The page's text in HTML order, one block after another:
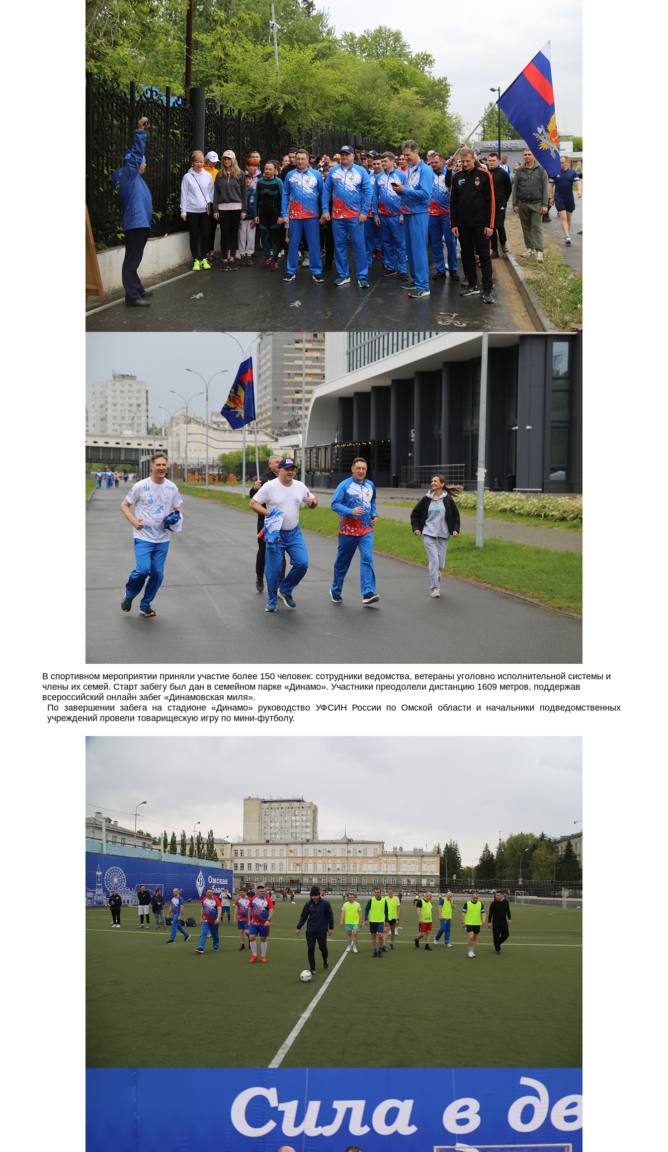
В спортивном мероприятии приняли участие более 150 человек: сотрудники ведомства, ветераны уголовно исполнительной системы и
члены их семей. Старт забегу был дан в семейном парке «Динамо». Участники преодолели дистанцию 1609 метров, поддержав
всероссийский онлайн забег «Динамовская миля».
По завершении забега на стадионе «Динамо» руководство УФСИН России по Омской области и начальники подведомственных
учреждений провели товарищескую игру по мини-футболу.